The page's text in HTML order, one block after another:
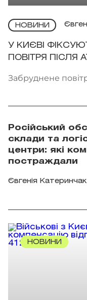
НОВИНИ
У КИЄВІ
ПОВІТРЯ ПІСЛЯ
Забруднене
Російський
склади та
центри: які
постраждали
Євгенія Катеринчак
НОВИНИ